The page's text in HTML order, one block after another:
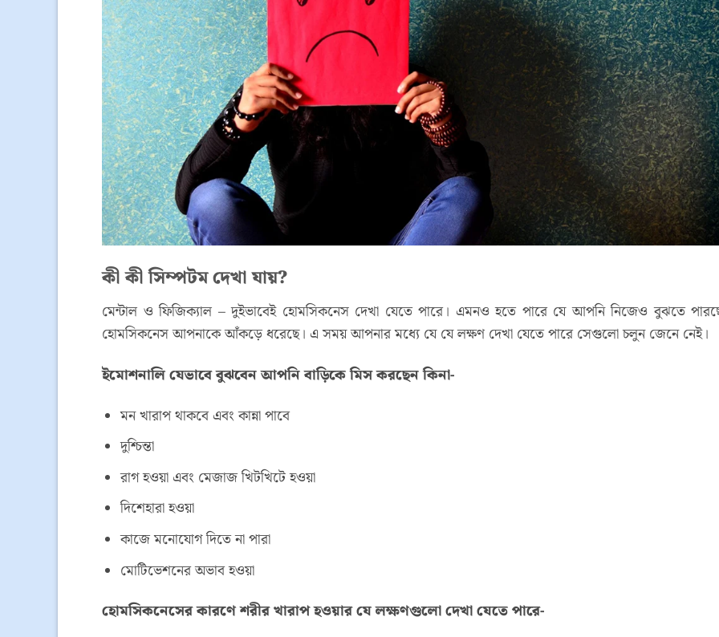
কী কী সিম্পটম দেখা যায়?
মেন্টাল ও ফিজিক্যাল – দুইভাবেই হোমসিকনেস দেখা যেতে পারে। এমনও হতে পারে যে আপনি নিজেও বুঝতে
হোমসিকনেস আপনাকে আঁকড়ে ধরেছে। এ সময় আপনার মধ্যে যে যে লক্ষণ দেখা যেতে পারে সেগুলো চলুন জেনে নেই।
ইমোশনালি যেভাবে বুঝবেন আপনি বাড়িকে মিস করছেন কিনা-
মন খারাপ থাকবে এবং কান্না পাবে
দুশ্চিন্তা
রাগ হওয়া এবং মেজাজ খিটখিটে হওয়া
দিশেহারা হওয়া
কাজে মনোযোগ দিতে না পারা
মোটিভেশনের অভাব হওয়া
হোমসিকনেসের কারণে শরীর খারাপ হওয়ার যে লক্ষণগুলো দেখা যেতে পারে-